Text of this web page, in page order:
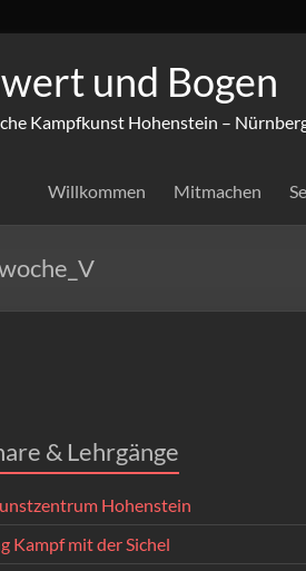
und Bogen
Kampfkunst Hohenstein –
Willkommen Mitmachen
& Lehrgänge
Hohenstein
Kampf mit der Sichel